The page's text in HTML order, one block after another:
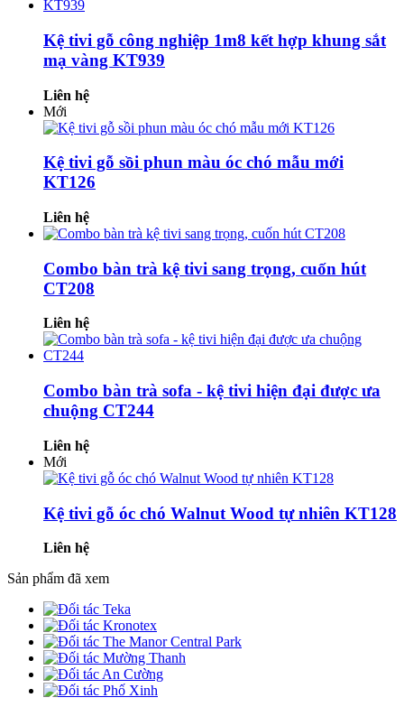
Kệ tivi gỗ công nghiệp 1m8 kết hợp khung sắt
mạ vàng KT939
Liên hệ
Mới
Kệ tivi gỗ sồi phun màu óc chó mẫu mới
KT126
Liên hệ
Combo bàn trà kệ tivi sang trọng, cuốn hút
CT208
Liên hệ
Combo bàn trà sofa - kệ tivi hiện đại được ưa
chuộng CT244
Liên hệ
Mới
Kệ tivi gỗ óc chó Walnut Wood tự nhiên KT128
Liên hệ
Sản phẩm đã xem